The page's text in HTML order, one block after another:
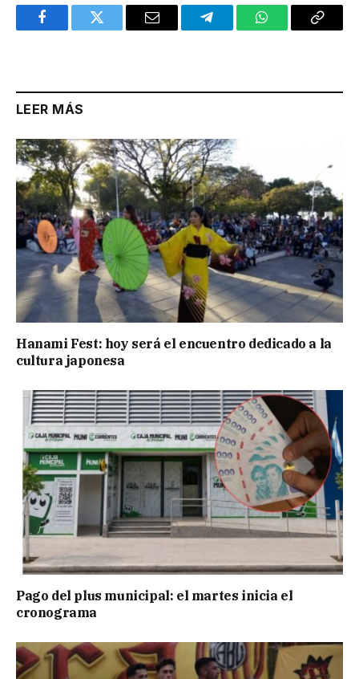
FacebookTwitter Email TelegramWhatsAppCopy
LEER MÁS
Hanami Fest: hoy será el encuentro dedicado a la
cultura japonesa
Pago del plus municipal: el martes inicia el
cronograma